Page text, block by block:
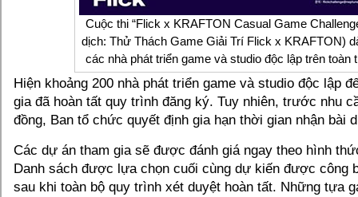
Cuộc thi “Flick x KRAFTON Casual Game
dịch: Thử Thách Game Giải Trí Flick x KRAFTON)
các nhà phát triển game và studio độc lập trên toàn
Hiện khoảng 200 nhà phát triển game và studio độc lập
gia đã hoàn tất quy trình đăng ký. Tuy nhiên, trước nhu
đồng, Ban tổ chức quyết định gia hạn thời gian nhận bài
Các dự án tham gia sẽ được đánh giá ngay theo hình
Danh sách được lựa chọn cuối cùng dự kiến được công
sau khi toàn bộ quy trình xét duyệt hoàn tất. Những tựa